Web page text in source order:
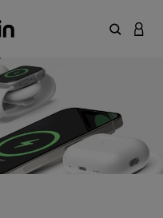
키워드